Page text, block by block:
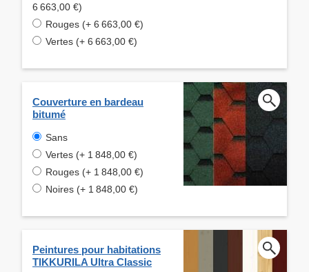
6 663,00 €)
Rouges (+ 6 663,00 €)
Vertes (+ 6 663,00 €)
Couverture en bardeau
bitumé
Sans
Vertes (+ 1 848,00 €)
Rouges (+ 1 848,00 €)
Noires (+ 1 848,00 €)
Peintures pour habitations
TIKKURILA Ultra Classic